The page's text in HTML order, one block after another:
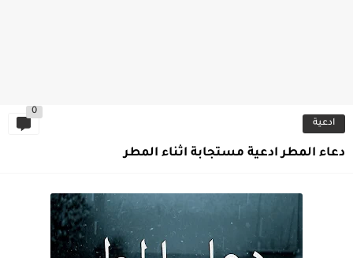
ادعية
0
دعاء المطر ادعية مستجابة اثناء المطر